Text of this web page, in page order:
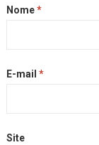
Nome*
E-mail *
Site